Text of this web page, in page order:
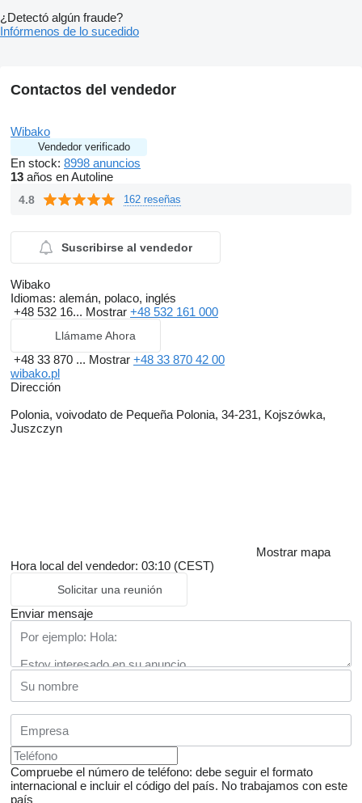
¿Detectó algún fraude?
Infórmenos de lo sucedido
Contactos del vendedor
Wibako
Vendedor verificado
En stock: 8998 anuncios
13 años en Autoline
4.8 162 reseñas
Suscribirse al vendedor
Wibako
Idiomas: alemán, polaco, inglés
+48 532 16... Mostrar +48 532 161 000
Llámame Ahora
+48 33 870 ... Mostrar +48 33 870 42 00
wibako.pl
Dirección
Polonia, voivodato de Pequeña Polonia, 34-231, Kojszówka,
Juszczyn
Mostrar mapa
Hora local del vendedor: 03:10 (CEST)
Solicitar una reunión
Enviar mensaje
Compruebe el número de teléfono: debe seguir el formato
internacional e incluir el código del país. No trabajamos con este
país